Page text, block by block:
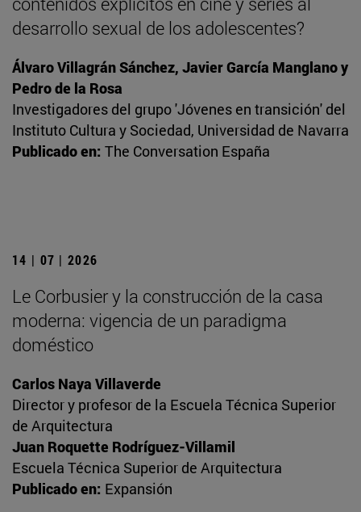
desarrollo sexual de los adolescentes?
Álvaro Villagrán Sánchez, Javier García Manglano y
Pedro de la Rosa
Investigadores del grupo 'Jóvenes en transición' del
Instituto Cultura y Sociedad, Universidad de Navarra
Publicado en: The Conversation España
14 | 07 | 2026
Le Corbusier y la construcción de la casa
moderna: vigencia de un paradigma
doméstico
Carlos Naya Villaverde
Director y profesor de la Escuela Técnica Superior
de Arquitectura
Juan Roquette Rodríguez-Villamil
Escuela Técnica Superior de Arquitectura
Publicado en: Expansión